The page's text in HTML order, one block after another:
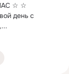
☆ ☆
день с